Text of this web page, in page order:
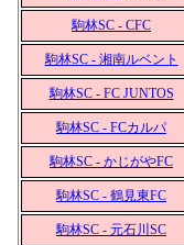
駒林SC - CFC
駒林SC - 湘南ルベント
駒林SC - FC JUNTOS
駒林SC - FCカルパ
駒林SC - かじがやFC
駒林SC - 鶴見東FC
駒林SC - 元石川SC